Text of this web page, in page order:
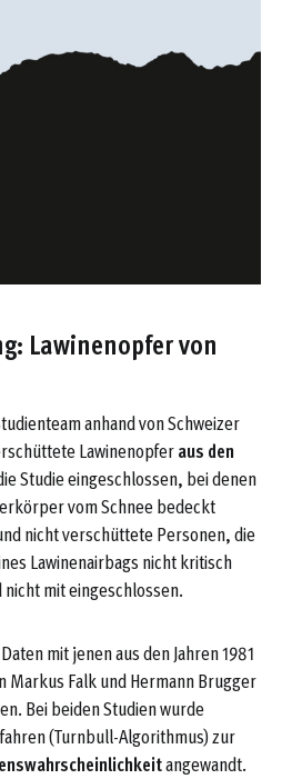
Lawinenopfer von
anhand von Schweizer
Lawinenopferaus den
Studie eingeschlossen, bei denen
vom Schnee bedeckt
nicht verschüttete Personen, die
Lawinenairbags nicht kritisch
mit eingeschlossen.
mit jenen aus den Jahren 1981
Markus Falk und Hermann Brugger
Bei beiden Studien wurde
(Turnbull-Algorithmus) zur
angewandt.